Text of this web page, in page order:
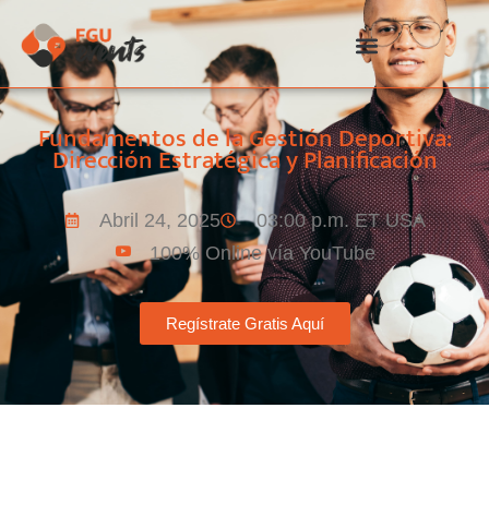
Fundamentos de la Gestión Deportiva:
Dirección Estratégica y Planificación
Abril 24, 2025
03:00 p.m. ET USA
100% Online vía YouTube
Regístrate Gratis Aquí